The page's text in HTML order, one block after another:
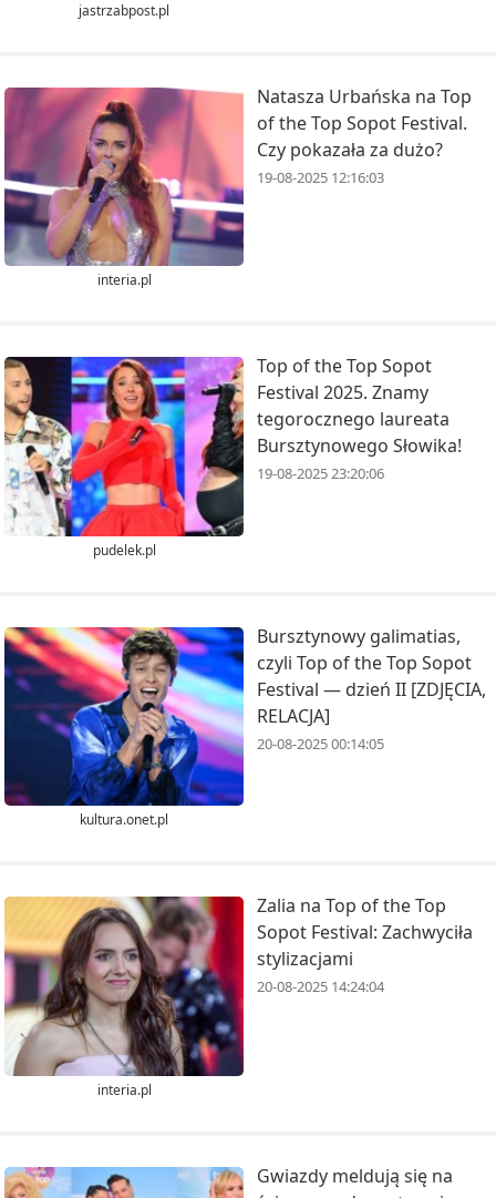
jastrzabpost.pl
interia.pl
Natasza Urbańska na Top
of the Top Sopot Festival.
Czy pokazała za dużo?
19-08-2025 12:16:03
pudelek.pl
Top of the Top Sopot
Festival 2025. Znamy
tegorocznego laureata
Bursztynowego Słowika!
19-08-2025 23:20:06
kultura.onet.pl
Bursztynowy galimatias,
czyli Top of the Top Sopot
Festival — dzień II [ZDJĘCIA,
RELACJA]
20-08-2025 00:14:05
interia.pl
Zalia na Top of the Top
Sopot Festival: Zachwyciła
stylizacjami
20-08-2025 14:24:04
Gwiazdy meldują się na